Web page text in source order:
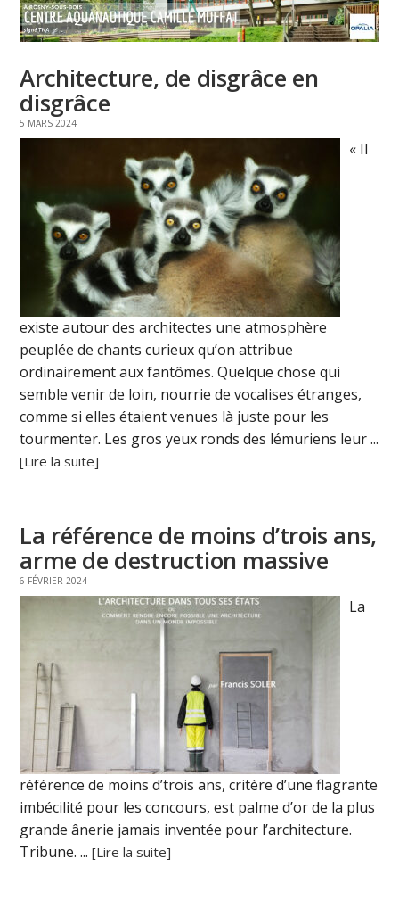
Architecture, de disgrâce en
disgrâce
5 MARS 2024
« Il
existe autour des architectes une atmosphère
peuplée de chants curieux qu’on attribue
ordinairement aux fantômes. Quelque chose qui
semble venir de loin, nourrie de vocalises étranges,
comme si elles étaient venues là juste pour les
tourmenter. Les gros yeux ronds des lémuriens leur ...
[Lire la suite]
La référence de moins d’trois ans,
arme de destruction massive
6 FÉVRIER 2024
La
référence de moins d’trois ans, critère d’une flagrante
imbécilité pour les concours, est palme d’or de la plus
grande ânerie jamais inventée pour l’architecture.
Tribune. ...[Lire la suite]